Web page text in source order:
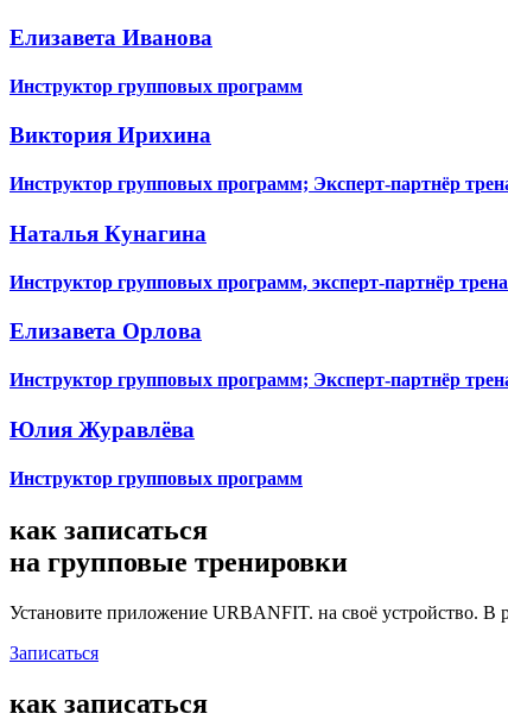
Елизавета Иванова
Инструктор групповых программ
Виктория Ирихина
Инструктор групповых программ; Эксперт-партнёр
Наталья Кунагина
Инструктор групповых программ, эксперт-партнёр
Елизавета Орлова
Инструктор групповых программ; Эксперт-партнёр
Юлия Журавлёва
Инструктор групповых программ
как записаться
на групповые тренировки
Установите приложение URBANFIT. на своё устройство. В
Записаться
как записаться